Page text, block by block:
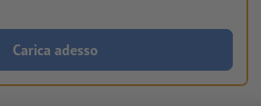
Carica adesso